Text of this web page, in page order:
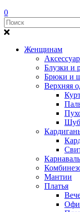
0
Женщинам
Блузки и
Брюки и
Верхняя
Мантии
Платья